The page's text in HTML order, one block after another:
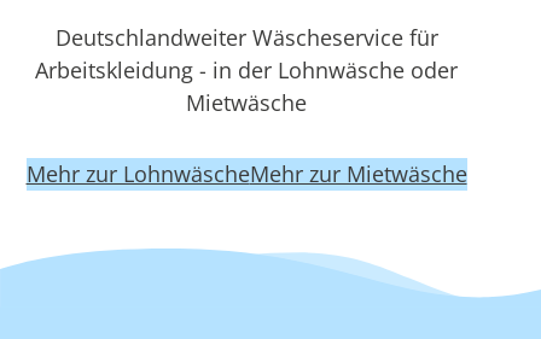
Deutschlandweiter Wäscheservice für
Arbeitskleidung - in der Lohnwäsche oder
Mietwäsche
Mehr zur LohnwäscheMehr zur Mietwäsche